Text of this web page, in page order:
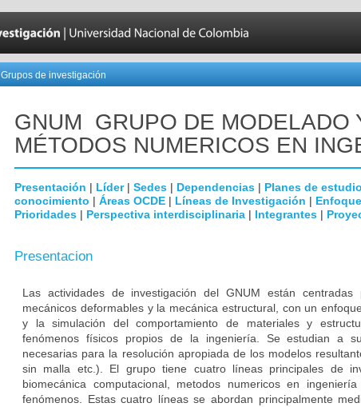
Grupos de investigación
GNUM ­ GRUPO DE MODELADO
MÉTODOS NUMERICOS EN
Presentación | Líder| Sedes | Dependencias | Planes de estudio
conocimiento | Áreas OCDE | Líneas de Investigación |
Prioridades | Perspectiva interdisciplinaria | Integrantes |
Presentacion
Las actividades de investigación del GNUM están centradas
mecánicos deformables y la mecánica estructural, con un
y la simulación del comportamiento de materiales y
fenómenos físicos propios de la ingeniería. Se estudian a
necesarias para la resolución apropiada de los modelos
sin malla etc.). El grupo tiene cuatro líneas principales de
biomecánica computacional, metodos numericos en
fenómenos. Estas cuatro líneas se abordan principalmente